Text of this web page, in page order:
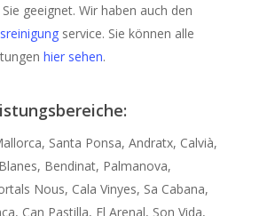
geeignet. Wir haben auch den
service. Sie können alle
hier sehen.
Santa Ponsa, Andratx, Calvià,
Bendinat, Palmanova,
Nous, Cala Vinyes, Sa Cabana,
Can Pastilla, El Arenal, Son Vida,
home
Leistungen